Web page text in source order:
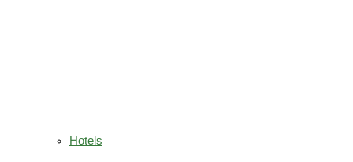
Hotels